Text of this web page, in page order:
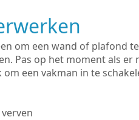
om een wand of plafond
Pas op het moment als
een vakman in te